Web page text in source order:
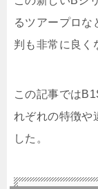
るツアープロな
判も非常に良く
この記事では
れぞれの特徴や
した。